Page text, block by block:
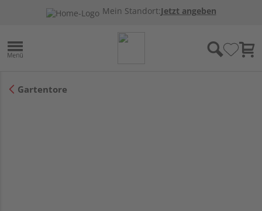
Mein Standort:Jetzt angeben
Gartentore